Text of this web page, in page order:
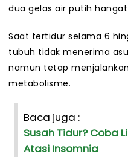
dua gelas air putih
Saat tertidur selama 6
tubuh tidak menerima
namun tetap
metabolisme.
Baca juga :
Susah Tidur? Coba
Atasi Insomnia